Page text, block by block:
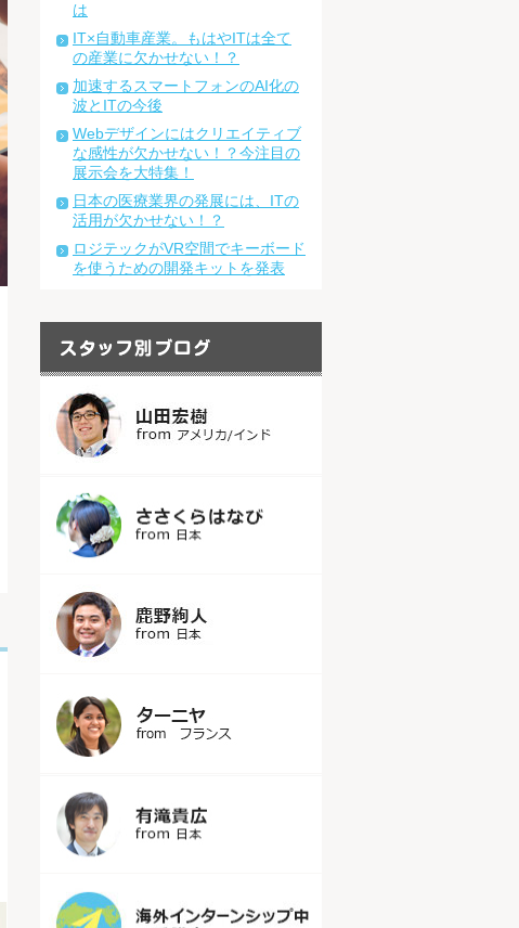
は
IT×自動車産業。もはやITは全て
の産業に欠かせない！？
加速するスマートフォンのAI化の
波とITの今後
Webデザインにはクリエイティブ
な感性が欠かせない！？今注目の
展示会を大特集！
日本の医療業界の発展には、ITの
活用が欠かせない！？
ロジテックがVR空間でキーボード
を使うための開発キットを発表